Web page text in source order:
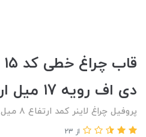
دی اف رویه ۱7 میل ارتفاع ۸ میل
پروفیل چراغ لاینر کمد ارتفاع ۸ میل به همراه دفیوزر وارداتی
از 23